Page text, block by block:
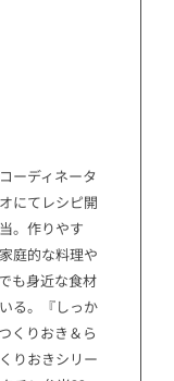
ーディネータ
にてレシピ開
。作りやす
庭的な料理や
も身近な食材
る。『しっか
くりおき＆ら
りおきシリー